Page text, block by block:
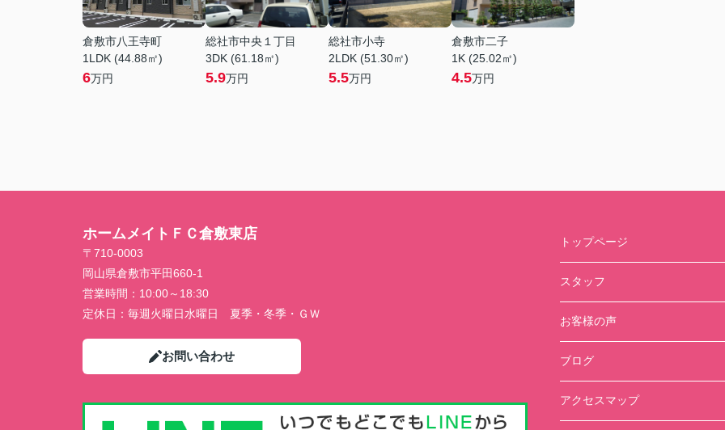
倉敷市八王寺町
1LDK (44.88㎡)
6万円
総社市中央１丁目
3DK (61.18㎡)
5.9万円
総社市小寺
2LDK (51.30㎡)
5.5万円
倉敷市二子
1K (25.02㎡)
4.5万円
ホームメイトＦＣ倉敷東店
〒710-0003
岡山県倉敷市平田660-1
営業時間： 10:00～18:30
定休日： 毎週火曜日水曜日 夏季・冬季・ＧＷ
お問い合わせ
トップページ
スタッフ
お客様の声
ブログ
アクセスマップ